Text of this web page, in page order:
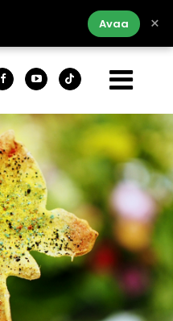
Avaa ×